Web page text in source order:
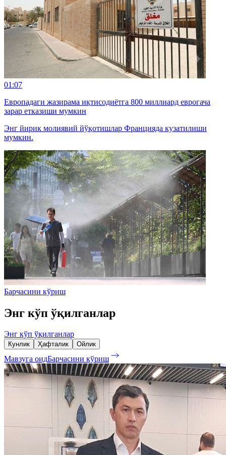
01:07
Европадаги жазирама иқтисодиётга 800 миллиард еврогача
зарар етказиши мумкин
Энг йирик молиявий йўқотишлар Францияда кузатилиши
мумкин.
Барчасини кўриш
Энг кўп ўқилганлар
Энг кўп ўқилганлар
Кунлик Ҳафталик Ойлик
Мавзуга оидБарчасини кўриш